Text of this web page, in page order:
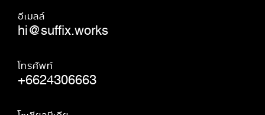
อีเมลล์
hi@suffix.works
โทรศัพท์
+6624306663